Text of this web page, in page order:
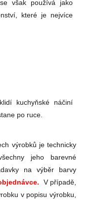
však používá jako
které je nejvíce
kuchyňské náčiní
po ruce.
výrobků je technicky
jeho barevné
na výběr barvy
V případě,
v popisu výrobku,